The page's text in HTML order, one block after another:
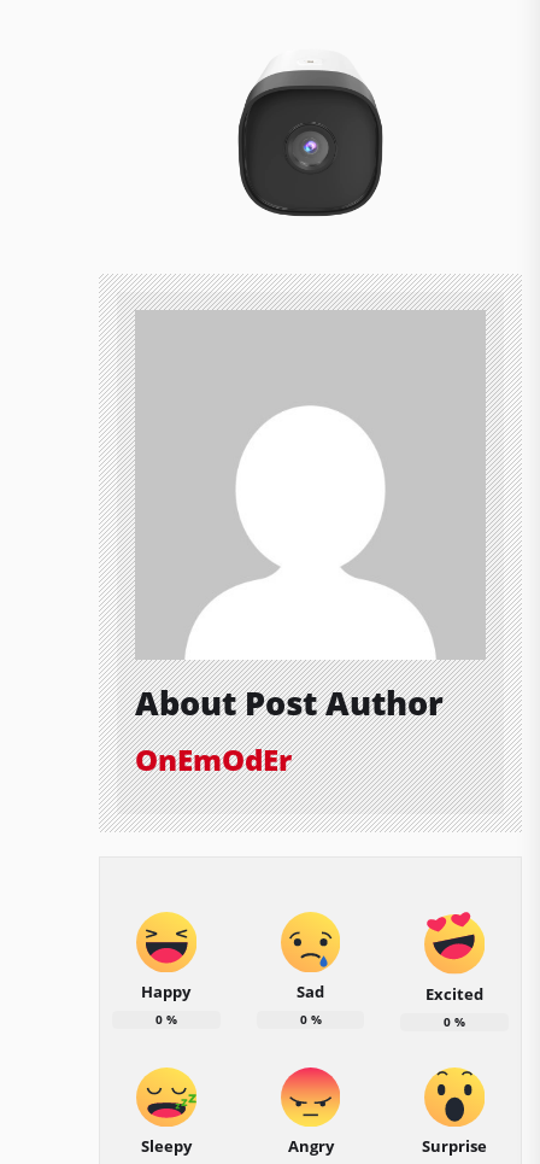
About Post Author
OnEmOdEr
Happy
0%
Sad
0%
Excited
0 %
Sleepy Angry Surprise